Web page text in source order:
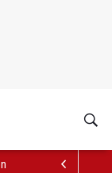
de Trompa y Piano